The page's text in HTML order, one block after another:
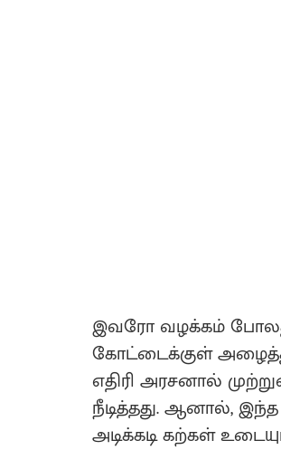
இவரோ வழக்கம்
கோட்டைக்குள்
எதிரி அரசனால்
நீடித்தது. ஆனால்,
அடிக்கடி கற்கள்